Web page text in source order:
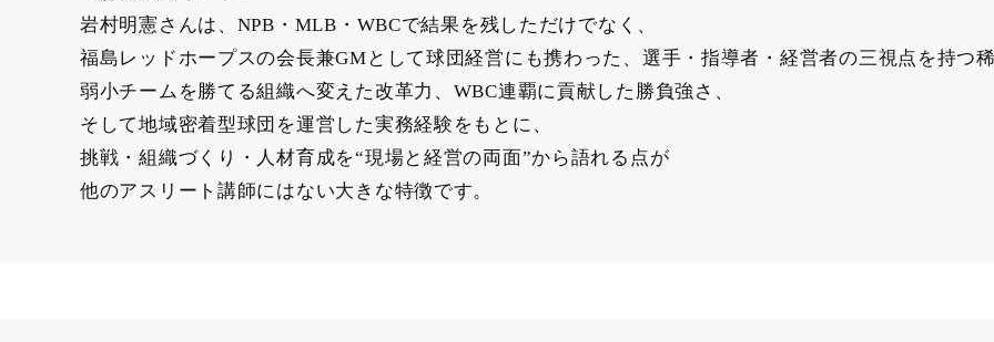
岩村明憲さんは、NPB・MLB・WBCで結果を残しただけでなく、
福島レッドホープスの会長兼GMとして球団経営にも携わった、選手・指導者・経営者の三視点を持つ稀
弱小チームを勝てる組織へ変えた改革力、WBC連覇に貢献した勝負強さ、
そして地域密着型球団を運営した実務経験をもとに、
挑戦・組織づくり・人材育成を“現場と経営の両面”から語れる点が
他のアスリート講師にはない大きな特徴です。